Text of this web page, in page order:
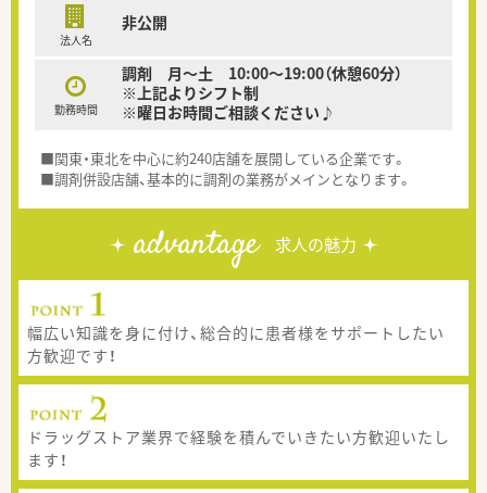
法人名
非公開
勤務時間
調剤 月～土 10:00～19:00（休憩60分）
※上記よりシフト制
※曜日お時間ご相談ください♪
■関東・東北を中心に約240店舗を展開している企業です。
■調剤併設店舗、基本的に調剤の業務がメインとなります。
advantage 求人の魅力
幅広い知識を身に付け、総合的に患者様をサポートしたい
方歓迎です！
ドラッグストア業界で経験を積んでいきたい方歓迎いたし
ます！